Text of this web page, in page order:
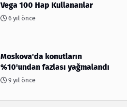
Vega 100 Hap Kullananlar
6 yıl önce
Moskova'da konutların
%10'undan fazlası yağmalandı
9 yıl önce